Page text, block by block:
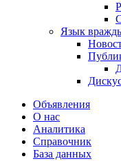
Язык
Объявления
О нас
Аналитика
Справочник
База данных